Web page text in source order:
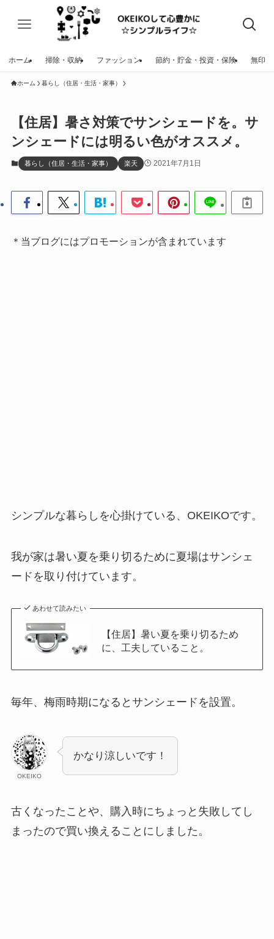
ホーム 掃除・収納 ファッション 節約・貯金・投資・保険 無印
ホーム 暮らし（住居・生活・家事）
【住居】暑さ対策でサンシェードを。サ
ンシェードには明るい色がオススメ。
暮らし（住居・生活・家事） 楽天 2021年7月1日
＊当ブログにはプロモーションが含まれています
シンプルな暮らしを心掛けている、OKEIKOです。
我が家は暑い夏を乗り切るために夏場はサンシェ
ードを取り付けています。
あわせて読みたい
【住居】暑い夏を乗り切るため
に、工夫していること。
毎年、梅雨時期になるとサンシェードを設置。
OKEIKO
かなり涼しいです！
古くなったことや、購入時にちょっと失敗してし
まったので買い換えることにしました。